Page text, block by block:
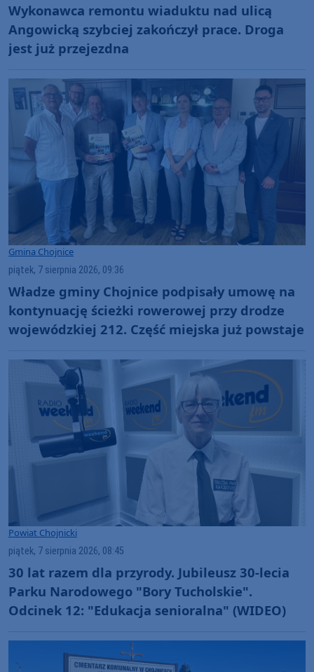
Wykonawca remontu wiaduktu nad ulicą
Angowicką szybciej zakończył prace. Droga
jest już przejezdna
Gmina Chojnice
piątek, 7 sierpnia 2026, 09:36
Władze gminy Chojnice podpisały umowę na
kontynuację ścieżki rowerowej przy drodze
wojewódzkiej 212. Część miejska już powstaje
Powiat Chojnicki
piątek, 7 sierpnia 2026, 08:45
30 lat razem dla przyrody. Jubileusz 30-lecia
Parku Narodowego "Bory Tucholskie".
Odcinek 12: "Edukacja senioralna" (WIDEO)